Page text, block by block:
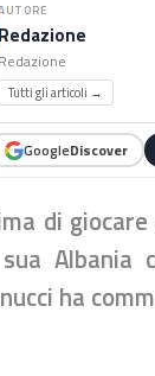
Redazione
Redazione
Tutti gli articoli →
GoogleDiscover
di
Albania
ha